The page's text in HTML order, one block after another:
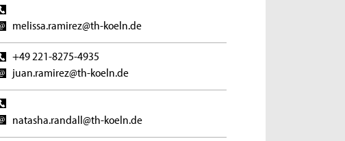
melissa.ramirez@th-koeln.de
+49 221-8275-4935
juan.ramirez@th-koeln.de
natasha.randall@th-koeln.de